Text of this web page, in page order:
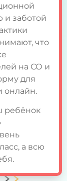
и заботой
что
на СО и
для
онлайн.
ребёнок
а всю